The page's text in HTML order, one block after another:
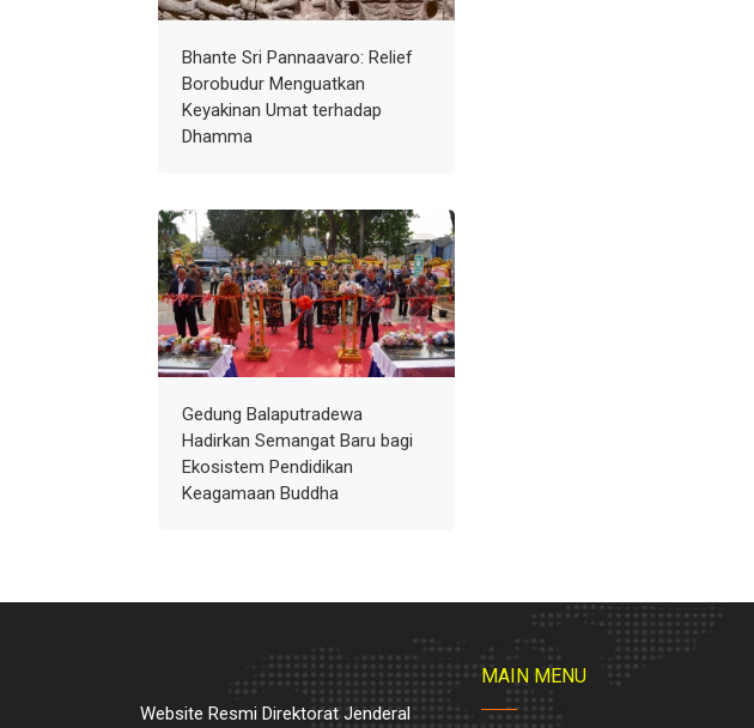
Bhante Sri Pannaavaro: Relief
Borobudur Menguatkan
Keyakinan Umat terhadap
Dhamma
Gedung Balaputradewa
Hadirkan Semangat Baru bagi
Ekosistem Pendidikan
Keagamaan Buddha
Website Resmi Direktorat Jenderal
MAIN MENU